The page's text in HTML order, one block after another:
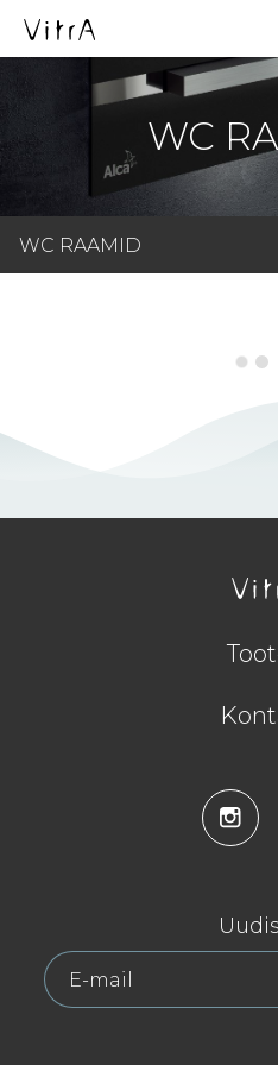
WC
WC RAAMID